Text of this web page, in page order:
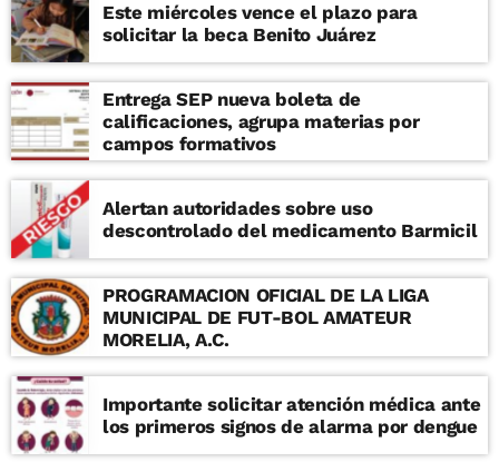
Este miércoles vence el plazo para
solicitar la beca Benito Juárez
Entrega SEP nueva boleta de
calificaciones, agrupa materias por
campos formativos
Alertan autoridades sobre uso
descontrolado del medicamento Barmicil
PROGRAMACION OFICIAL DE LA LIGA
MUNICIPAL DE FUT-BOL AMATEUR
MORELIA, A.C.
Importante solicitar atención médica ante
los primeros signos de alarma por dengue